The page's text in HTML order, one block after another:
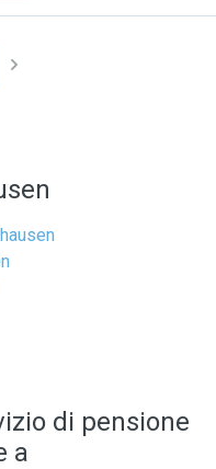
di pensione
a